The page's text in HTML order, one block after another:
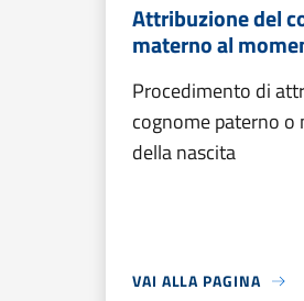
Attribuzione del
materno al
Procedimento di
cognome paterno
della nascita
VAI ALLA PAGINA